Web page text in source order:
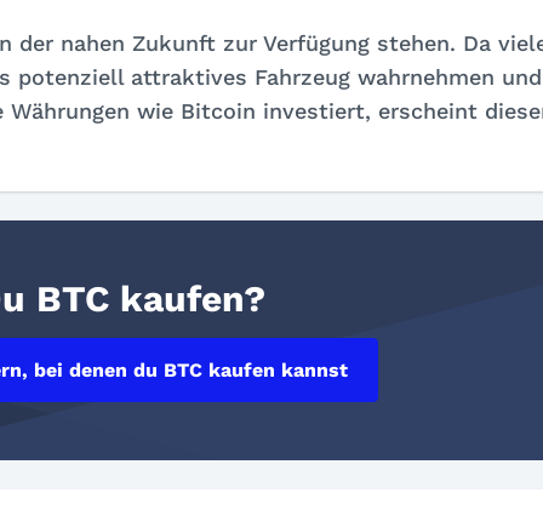
nahen Zukunft zur Verfügung stehen. Da
potenziell attraktives Fahrzeug wahrnehmen und
wie Bitcoin investiert, erscheint
BTC kaufen?
bei denen du BTC kaufen kannst